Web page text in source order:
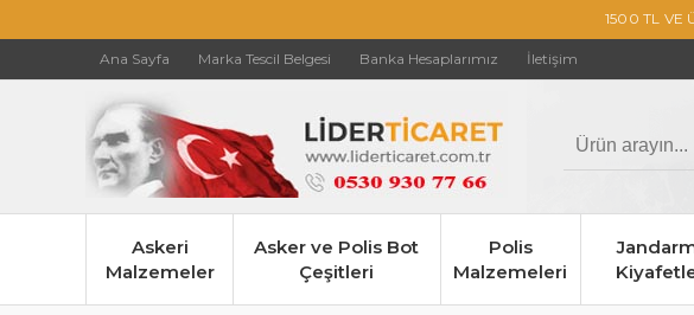
1500 TL VE
Ana Sayfa Marka Tescil Belgesi Banka Hesaplarımız İletişim
Askeri
Malzemeler
Asker ve Polis Bot
Çeşitleri
Polis
Malzemeleri